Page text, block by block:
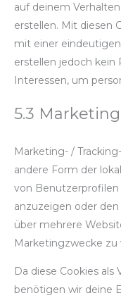
auf deinem
erstellen. Mit diesen
mit einer
erstellen jedoch kein
Interessen, um
5.3
Marketing- /
andere Form der
von
anzuzeigen oder
über mehrere
Marketingzwecke zu
Da diese Cookies
benötigen wir deine